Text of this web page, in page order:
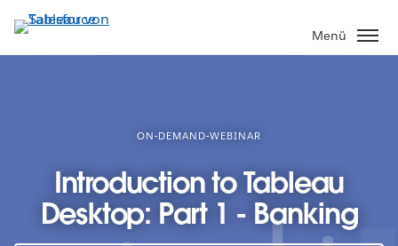
Direkt
zum
Inhalt
Menü
ON-DEMAND-WEBINAR
Introduction to Tableau
Desktop: Part 1 - Banking